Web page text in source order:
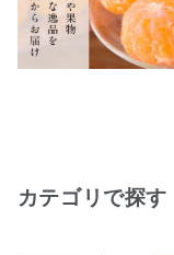
カテゴリで探す